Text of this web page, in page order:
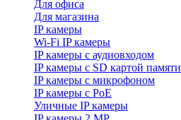
Для офиса
Для магазина
IP камеры
Wi-Fi IP камеры
IP камеры с аудиовходом
IP камеры с SD картой памяти
IP камеры с микрофоном
IP камеры с PoE
Уличные IP камеры